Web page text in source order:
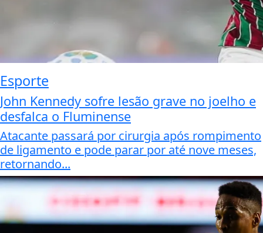
Esporte
John Kennedy sofre lesão grave no joelho e
desfalca o Fluminense
Atacante passará por cirurgia após rompimento
de ligamento e pode parar por até nove meses,
retornando...